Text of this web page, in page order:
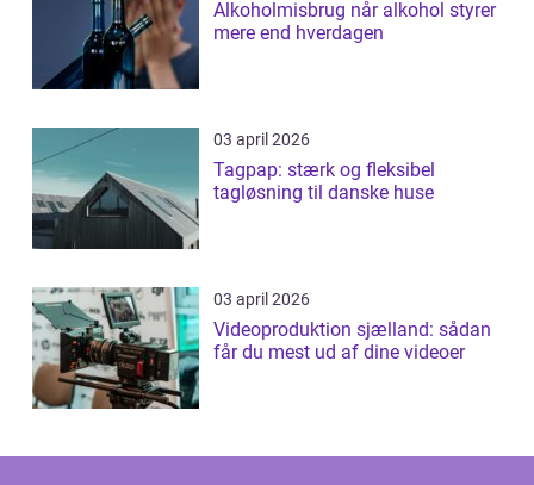
Alkoholmisbrug når alkohol styrer
mere end hverdagen
03 april 2026
Tagpap: stærk og fleksibel
tagløsning til danske huse
03 april 2026
Videoproduktion sjælland: sådan
får du mest ud af dine videoer